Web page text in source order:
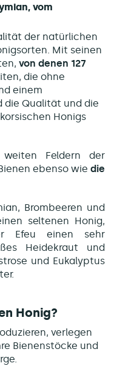
vom
der natürlichen
Mit seinen
von denen 127
die ohne
einem
die Qualität und die
Honigs
Feldern der
ebenso wie die
Brombeeren und
seltenen Honig,
Efeu einen sehr
Heidekraut und
und Eukalyptus
Honig?
verlegen
Bienenstöcke und